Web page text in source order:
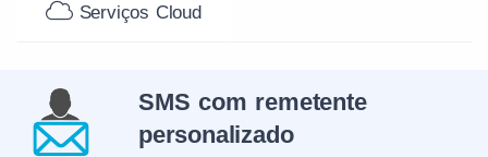
Serviços Cloud
SMS com remetente
personalizado